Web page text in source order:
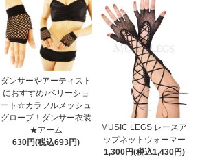
ダンサーやアーティスト
におすすめ♪ベリーショ
ート☆カラフルメッシュ
グローブ！ダンサー衣装
★アーム
630円(税込693円)
MUSIC LEGS レースア
ップネットウォーマー
1,300円(税込1,430円)